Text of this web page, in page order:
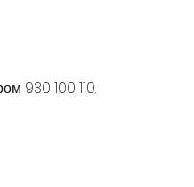
930 100 110.